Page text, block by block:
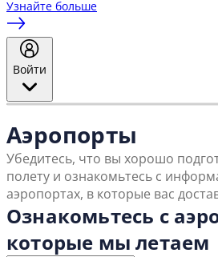
Узнайте больше
Войти
Аэропорты
Убедитесь, что вы хорошо
полету и ознакомьтесь с
аэропортах, в которые вас
Ознакомьтесь с
которые мы летаем